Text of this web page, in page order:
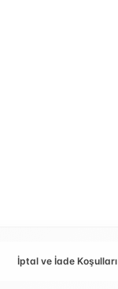
İptal ve İade Koşulları